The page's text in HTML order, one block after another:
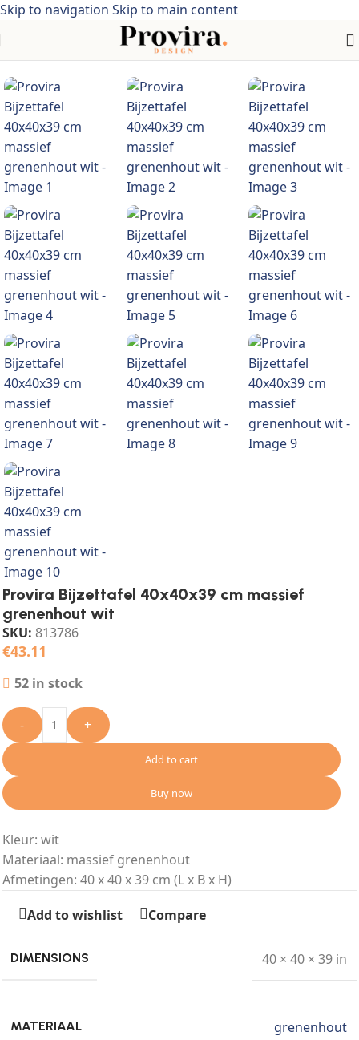
Skip to navigation Skip to main content
Tafels/Salontafels & bijzettafels Bijzettafels
Provira Bijzettafel 40x40x39 cm massief
grenenhout wit
SKU: 813786
€43.11
52 in stock
- +
Add to cart
Buy now
Kleur: wit
Materiaal: massief grenenhout
Afmetingen: 40 x 40 x 39 cm (L x B x H)
Add to wishlist
Compare
DIMENSIONS 40 × 40 × 39 in
MATERIAAL grenenhout